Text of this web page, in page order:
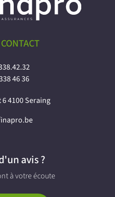
46 36
4100 Seraing
avis ?
à votre écoute